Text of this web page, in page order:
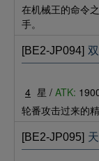
在机械王的命令
手。
[BE2-JP094]
4 星 / ATK:
轮番攻击过来的
[BE2-JP095]